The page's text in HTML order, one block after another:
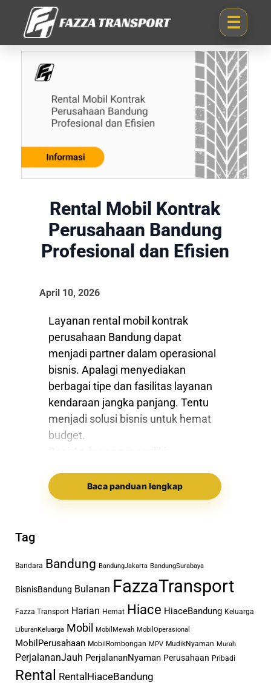
Rental Mobil Kontrak
Perusahaan Bandung
Profesional dan Efisien
April 10, 2026
Layanan rental mobil kontrak
perusahaan Bandung dapat
menjadi partner dalam operasional
bisnis. Apalagi menyediakan
berbagai tipe dan fasilitas layanan
kendaraan jangka panjang. Tentu
menjadi solusi bisnis untuk hemat
budget.
mengandalkannya sebagai partner
long term. Terlebih memberikan
berkeliling kota.
Biasanya dapat digunakan oleh
karyawan untuk bepergian ke atau
dari tempat kerja. Kemudahan
menjalankan tugas hingga
melakukan pengiriman lebih
terjamin. Belum lagi menawarkan
fleksibilitas untuk bertemu klien
Baca panduan lengkap
Tag
Bandara Bandung BandungJakarta BandungSurabaya
BisnisBandung Bulanan FazzaTransport
Fazza Transport Harian Hemat Hiace HiaceBandung Keluarga
LiburanKeluarga Mobil MobilMewah MobilOperasional
MobilPerusahaan MobilRombongan MPV MudikNyaman Murah
PerjalananJauh PerjalananNyaman Perusahaan Pribadi
Rental RentalHiaceBandung